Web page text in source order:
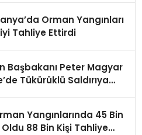
Orman Yangınları
Tahliye Ettirdi
Başbakanı Peter Magyar
Tükürüklü Saldırıya
Yangınlarında 45 Bin
88 Bin Kişi Tahliye